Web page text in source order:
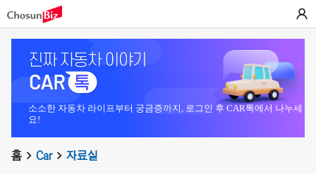
소소한 자동차 라이프부터 궁금증까지, 로그인 후 CAR톡에서 나누세
요!
홈 Car 자료실